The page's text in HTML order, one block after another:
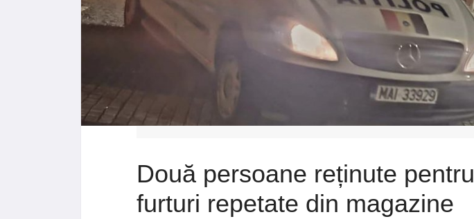
Două persoane reținute pentru
furturi repetate din magazine